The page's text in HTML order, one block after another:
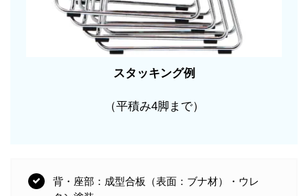
スタッキング例
（平積み4脚まで）
背・座部：成型合板（表面：ブナ材）・ウレ